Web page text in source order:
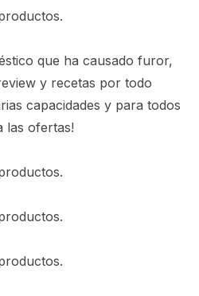
que ha causado furor,
y recetas por todo
capacidades y para todos
las ofertas!